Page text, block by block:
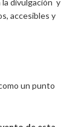
accesibles y
un punto